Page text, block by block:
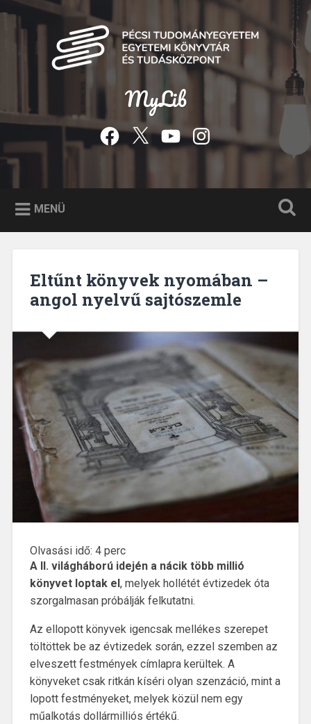
Tovább
tartalomhoz
Keresés
MyLib
Facebook
Twitter
YouTube
Instagram
MENÜ
Eltűnt könyvek nyomában –
angol nyelvű sajtószemle
Olvasási idő: 4 perc
A II. világháború idején a nácik több millió
könyvet loptak el, melyek hollétét évtizedek óta
szorgalmasan próbálják felkutatni.
Az ellopott könyvek igencsak mellékes szerepet
töltöttek be az évtizedek során, ezzel szemben az
elveszett festmények címlapra kerültek. A
könyveket csak ritkán kíséri olyan szenzáció, mint a
lopott festményeket, melyek közül nem egy
műalkotás dollármilliós értékű.